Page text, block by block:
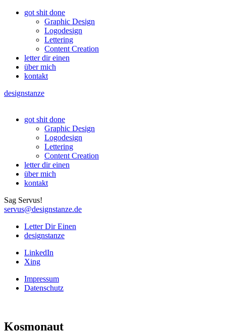
got shit done
Graphic Design
Logodesign
Lettering
Content Creation
letter dir einen
über mich
kontakt
designstanze
got shit done
Graphic Design
Logodesign
Lettering
Content Creation
letter dir einen
über mich
kontakt
Sag Servus!
servus@designstanze.de
Letter Dir Einen
designstanze
LinkedIn
Xing
Impressum
Datenschutz
Kosmonaut